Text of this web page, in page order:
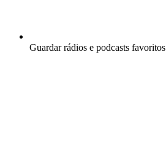
Guardar rádios e podcasts favoritos